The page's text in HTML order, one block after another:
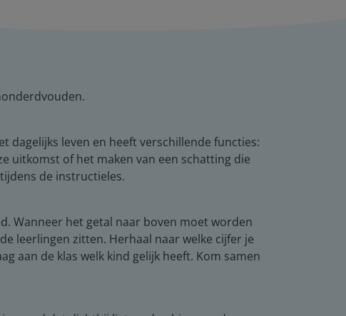
dagelijks leven en heeft verschillende functies:
uitkomst of het maken van een schatting die
de instructieles.
Wanneer het getal naar boven moet worden
leerlingen zitten. Herhaal naar welke cijfer je
aan de klas welk kind gelijk heeft. Kom samen